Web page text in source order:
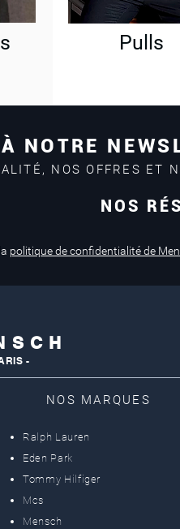
Pulls
en magasin
NOTRE
NOS OFFRES ET
NOS
politique de confidentialité de
S C H
-
NOS MARQUES
Ralph Lauren
Eden Park
Tommy Hilfiger
Mcs
Mensch